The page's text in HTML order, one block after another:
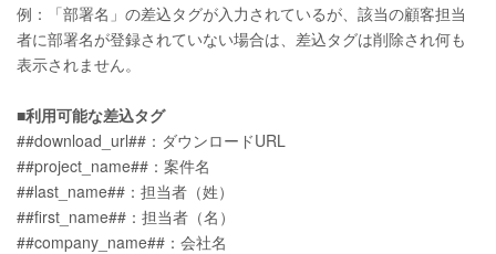
例：「部署名」の差込タグが入力されているが、該当の顧客担当
者に部署名が登録されていない場合は、差込タグは削除され何も
表示されません。
■利用可能な差込タグ
##download_url##：ダウンロードURL
##project_name##：案件名
##last_name##：担当者（姓）
##first_name##：担当者（名）
##company_name##：会社名